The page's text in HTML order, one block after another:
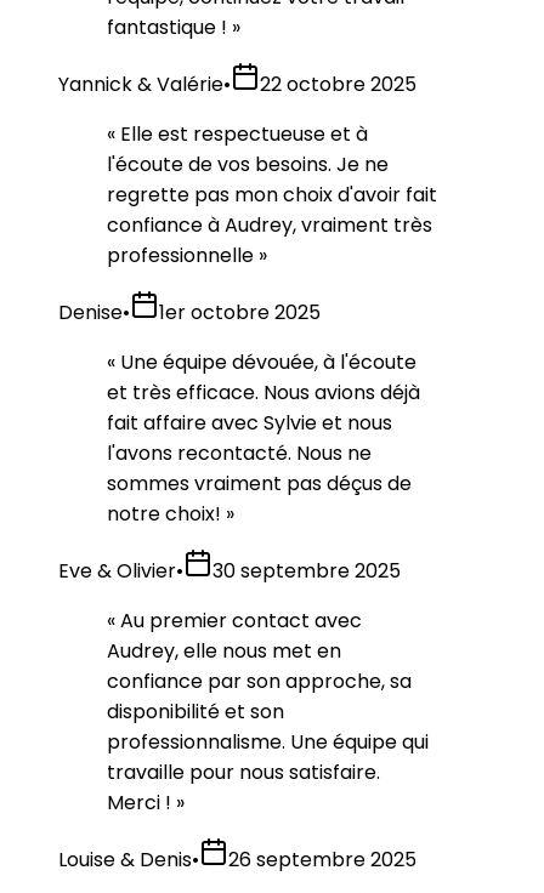
fantastique ! »
Yannick & Valérie•
22 octobre 2025
« Elle est respectueuse et à
l'écoute de vos besoins. Je ne
regrette pas mon choix d'avoir fait
confiance à Audrey, vraiment très
professionnelle »
Denise•
1er octobre 2025
« Une équipe dévouée, à l'écoute
et très efficace. Nous avions déjà
fait affaire avec Sylvie et nous
l'avons recontacté. Nous ne
sommes vraiment pas déçus de
notre choix! »
Eve & Olivier•
30 septembre 2025
«Au premier contact avec
Audrey, elle nous met en
confiance par son approche, sa
disponibilité et son
professionnalisme. Une équipe qui
travaille pour nous satisfaire.
Merci ! »
Louise & Denis•
26 septembre 2025